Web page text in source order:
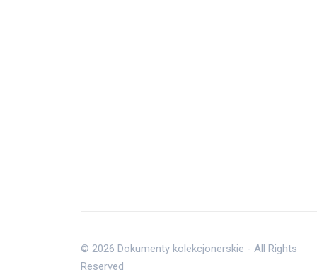
© 2026 Dokumenty kolekcjonerskie - All Rights
Reserved